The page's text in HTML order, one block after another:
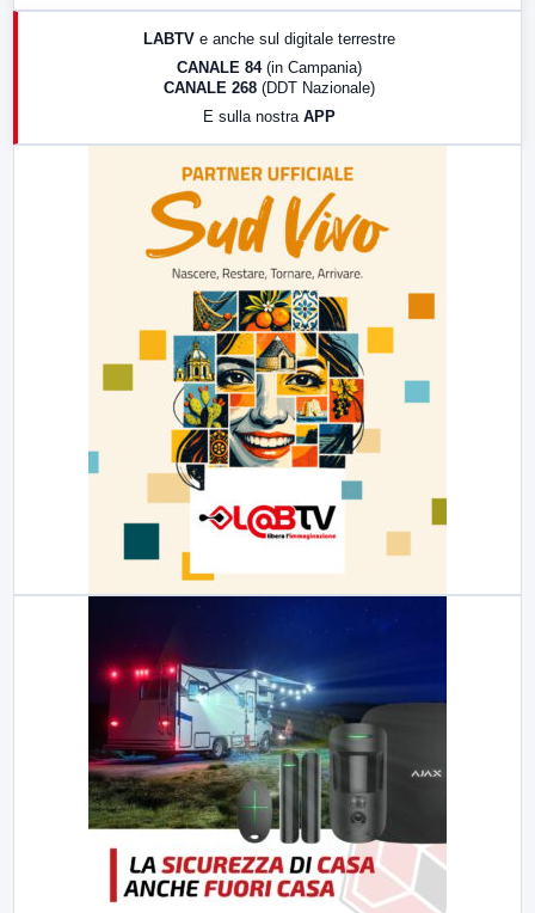
LABTV e anche sul digitale terrestre
CANALE 84 (in Campania)
CANALE 268 (DDT Nazionale)
E sulla nostra APP